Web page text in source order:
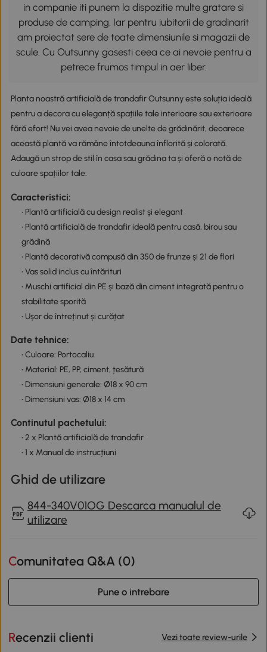
in companie iti punem la dispozitie multe gratare si
produse de camping. Iar pentru iubitorii de gradinarit
am proiectat sere de toate dimensiunile si magazii de
scule. Cu Outsunny gasesti ceea ce ai nevoie pentru a
petrece frumos timpul in aer liber.
Planta noastră artificială de trandafir Outsunny este soluția ideală
pentru a decora cu eleganță spațiile tale interioare sau exterioare
fără efort! Nu vei avea nevoie de unelte de grădinărit, deoarece
această plantă va rămâne întotdeauna înflorită și colorată.
Adaugă un strop de stil în casa sau grădina ta și oferă o notă de
culoare spațiilor tale.
Caracteristici:
• Plantă artificială cu design realist și elegant
• Plantă artificială de trandafir ideală pentru casă, birou sau
grădină
• Plantă decorativă compusă din 350 de frunze și 21 de flori
• Vas solid inclus cu întărituri
• Muschi artificial din PE și bază din ciment integrată pentru o
stabilitate sporită
• Ușor de întreținut și curățat
Date tehnice:
• Culoare: Portocaliu
• Material: PE, PP, ciment, țesătură
• Dimensiuni generale: Ø18 x 90 cm
• Dimensiuni vas: Ø18 x 14 cm
Continutul pachetului:
• 2 x Plantă artificială de trandafir
• 1 x Manual de instrucțiuni
Ghid de utilizare
844-340V01OG Descarca manualul de
utilizare
Comunitatea Q&A (0)
Pune o intrebare
Recenzii clienti Vezi toate review-urile